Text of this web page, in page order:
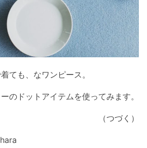
ても、なワンピース。
のドットアイテムを使ってみます。
（つづく）